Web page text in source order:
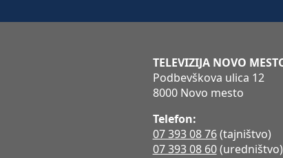
TELEVIZIJA NOVO
Podbevškova ulica 12
8000 Novo mesto
Telefon:
07 393 08 76(tajništvo)
07 393 08 60(uredništvo)